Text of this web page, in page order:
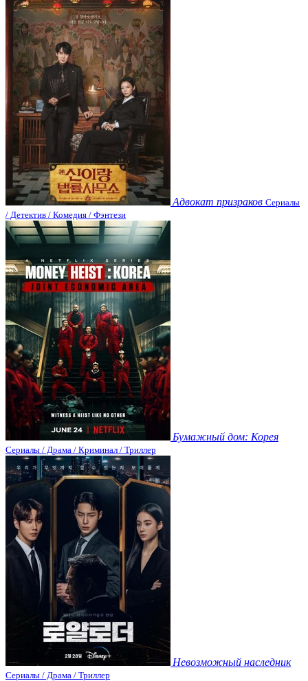
Адвокат призраков Сериалы
/ Детектив / Комедия / Фэнтези
Бумажный дом: Корея
Сериалы / Драма / Криминал / Триллер
Невозможный наследник
Сериалы / Драма / Триллер